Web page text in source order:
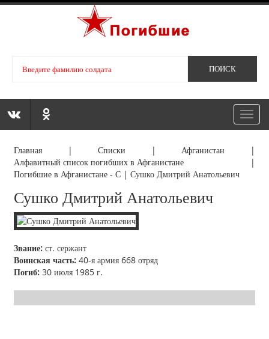
Главная |Списки | Афганистан |
Алфавитный список погибших в Афганистане |
Погибшие в Афганистане - С |Сушко Дмитрий Анатольевич
Сушко Дмитрий Анатольевич
Звание: ст. сержант
Воинская часть: 40-я армия 668 отряд
Погиб: 30 июля 1985 г.